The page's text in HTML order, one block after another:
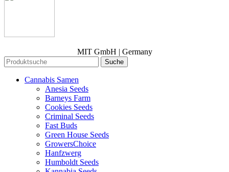
MIT GmbH | Germany
Suche
Cannabis Samen
Anesia Seeds
Barneys Farm
Cookies Seeds
Criminal Seeds
Fast Buds
Green House Seeds
GrowersChoice
Hanfzwerg
Humboldt Seeds